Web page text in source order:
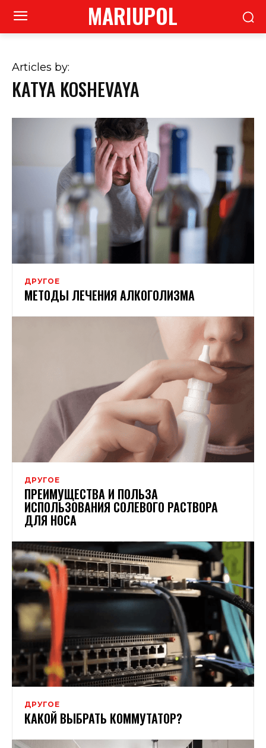
MARIUPOL
Articles by:
KATYA KOSHEVAYA
ДРУГОЕ
МЕТОДЫ ЛЕЧЕНИЯ АЛКОГОЛИЗМА
ДРУГОЕ
ПРЕИМУЩЕСТВА И ПОЛЬЗА
ИСПОЛЬЗОВАНИЯ СОЛЕВОГО РАСТВОРА
ДЛЯ НОСА
ДРУГОЕ
КАКОЙ ВЫБРАТЬ КОММУТАТОР?